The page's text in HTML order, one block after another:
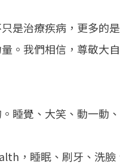
是治療疾病，更多的
。我們相信，尊敬大
睡覺、大笑、動一動
，睡眠、刷牙、洗